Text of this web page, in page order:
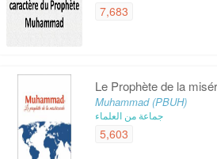
7,683
Le Prophète de la
Muhammad (PBUH)
جماعة من العلماء
5,603